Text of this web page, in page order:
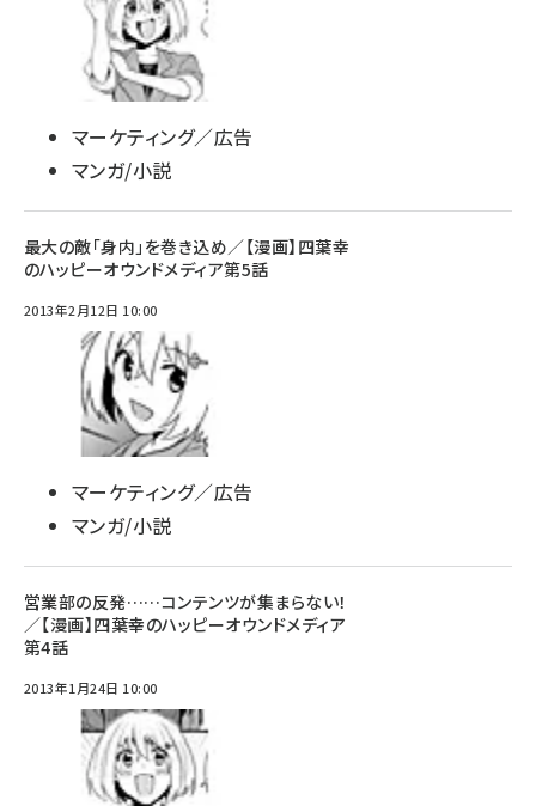
マーケティング／広告
マンガ/小説
最大の敵「身内」を巻き込め／【漫画】四葉幸
のハッピーオウンドメディア第5話
2013年2月12日 10:00
マーケティング／広告
マンガ/小説
営業部の反発……コンテンツが集まらない！
／【漫画】四葉幸のハッピーオウンドメディア
第4話
2013年1月24日 10:00